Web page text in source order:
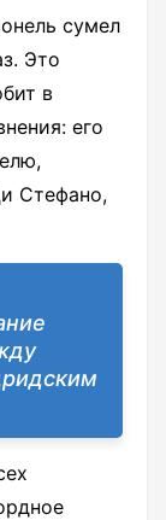
сумел
Это
в
его
Стефано,